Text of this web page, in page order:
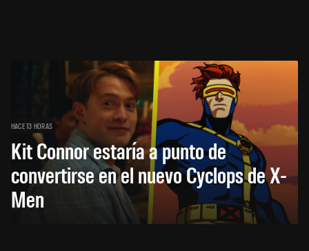
HACE 13 HORAS
Kit Connor estaría a punto de
convertirse en el nuevo Cyclops de X-
Men